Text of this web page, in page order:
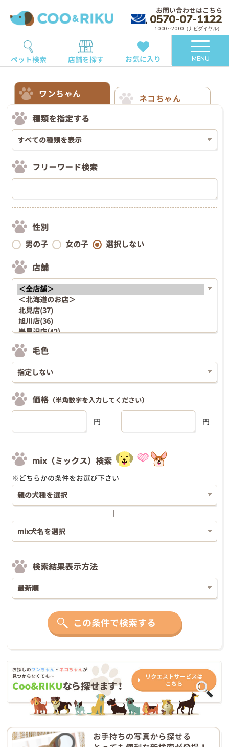
お問い合わせはこちら
0570-07-1122
10:00～20:00（ナビダイヤル）
ペット検索 店舗を探す お気に入り MENU
ワンちゃん
ネコちゃん
種類を指定する
フリーワード検索
性別
男の子 女の子 選択しない
店舗
毛色
価格 （半角数字を入力してください）
円 円
mix（ミックス）検索
※どちらかの条件をお選び下さい
検索結果表示方法
この条件で検索する